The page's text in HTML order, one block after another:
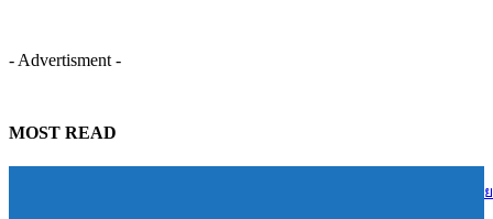
- Advertisment -
MOST READ
TIDLOR ส่งต่อความรู้การเงินสู่ชุมชนบ้านน้ำใส จ.ร้อยเอ็ด หนุนคนไทย